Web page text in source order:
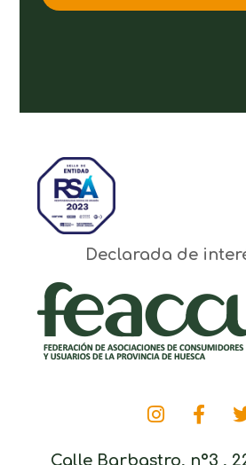
Declarada de
Calle Barbastro, nº3 ,